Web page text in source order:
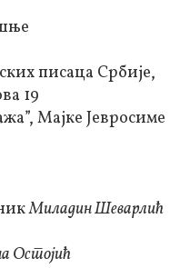
писаца Србије,
19
Мајке Јевросиме
Миладин Шеварлић
Остојић